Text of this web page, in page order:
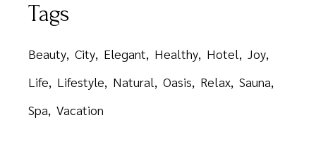
Tags
Beauty City Elegant Healthy Hotel
Joy
Life
Lifestyle Natural Oasis Relax Sauna
Spa Vacation